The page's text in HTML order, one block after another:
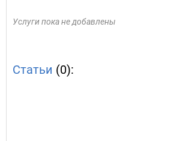
Услуги пока не добавлены
Статьи (0):